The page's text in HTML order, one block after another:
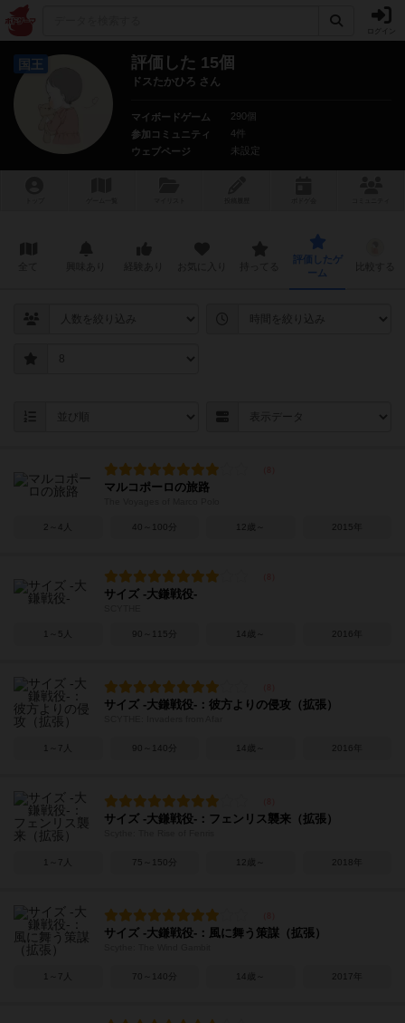
国王 評価した 15個
ドスたかひろ さん
マイボードゲーム
290個
参加コミュニティ
4件
ウェブページ
未設定
評価したゲ
ーム
マルコポーロの旅路
2～4人 40～100分 12歳～ 2015年
サイズ -大鎌戦役-
1～5人 90～115分 14歳～ 2016年
サイズ -大鎌戦役-：彼方よりの侵攻（拡張）
1～7人 90～140分 14歳～ 2016年
サイズ -大鎌戦役-：フェンリス襲来（拡張）
1～7人 75～150分 12歳～ 2018年
サイズ -大鎌戦役-：風に舞う策謀（拡張）
1～7人 70～140分 14歳～ 2017年